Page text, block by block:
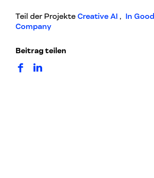
Teil der Projekte Creative AI , In Good
Company
Beitrag teilen
auf Facebook teilen
auf LinkedIn teilen